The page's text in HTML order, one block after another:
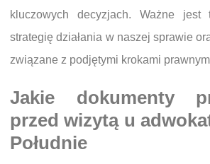
kluczowych decyzjach. Ważne
strategię działania w naszej sprawie
związane z podjętymi krokami
Jakie dokumenty
przed wizytą u
Południe